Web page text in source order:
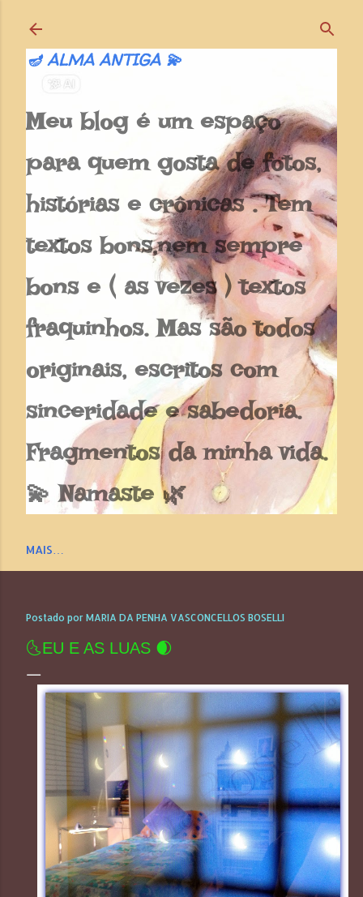
🪔 ALMA ANTIGA 💫
Meu blog é um espaço
para quem gosta de fotos,
histórias e crônicas . Tem
textos bons,nem sempre
bons e ( as vezes ) textos
fraquinhos. Mas são todos
originais, escritos com
sinceridade e sabedoria.
Fragmentos da minha vida.
💫 Namaste 🌿
MAIS…
Postado por MARIA DA PENHA VASCONCELLOS BOSELLI
🌜EU E AS LUAS 🌒